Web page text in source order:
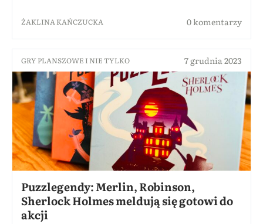
ŻAKLINA KAŃCZUCKA 0 komentarzy
GRY PLANSZOWE I NIE TYLKO 7 grudnia 2023
Puzzlegendy: Merlin, Robinson,
Sherlock Holmes meldują się gotowi do
akcji